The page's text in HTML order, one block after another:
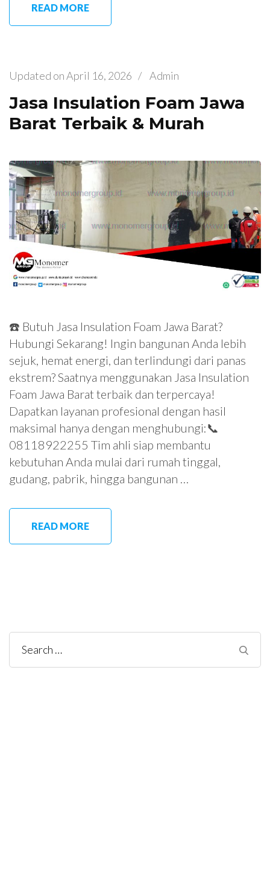
READ MORE
Updated onApril 16, 2026 / Admin
Jasa Insulation Foam Jawa
Barat Terbaik & Murah
☎️ Butuh Jasa Insulation Foam Jawa Barat?
Hubungi Sekarang! Ingin bangunan Anda lebih
sejuk, hemat energi, dan terlindungi dari panas
ekstrem? Saatnya menggunakan Jasa Insulation
Foam Jawa Barat terbaik dan terpercaya!
Dapatkan layanan profesional dengan hasil
maksimal hanya dengan menghubungi:📞
08118922255 Tim ahli siap membantu
kebutuhan Anda mulai dari rumah tinggal,
gudang, pabrik, hingga bangunan …
READ MORE
Search
for: